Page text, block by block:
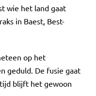
wie het land gaat
in Baest, Best-
op het
geduld. De fusie gaat
blijft het gewoon